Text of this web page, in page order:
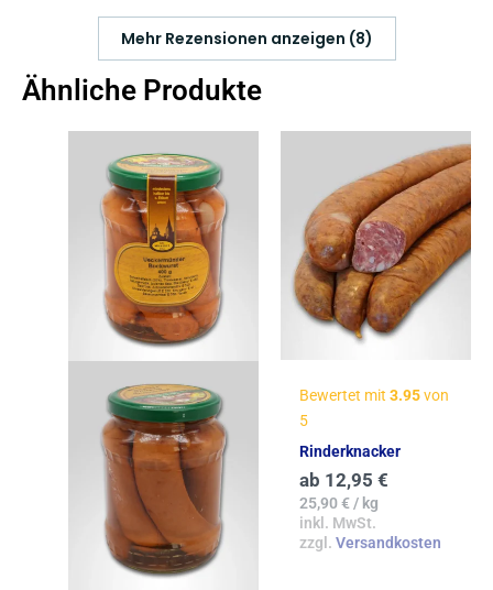
Mehr Rezensionen anzeigen (8)
Ähnliche Produkte
Bewertet mit 3.95von
5
Rinderknacker
ab 12,95 €
25,90€/ kg
inkl. MwSt.
zzgl. Versandkosten